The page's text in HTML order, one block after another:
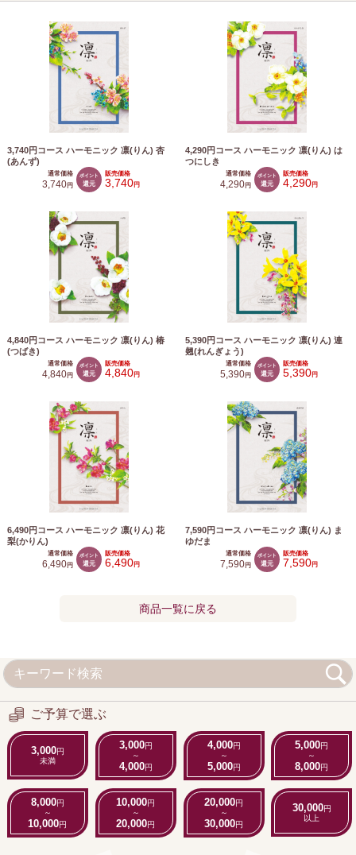
3,740円コース ハーモニック 凛(りん) 杏
(あんず)
通常価格
3,740円
販売価格
3,740円
ポイント
還元
4,290円コース ハーモニック 凛(りん) は
つにしき
通常価格
4,290円
販売価格
4,290円
ポイント
還元
4,840円コース ハーモニック 凛(りん) 椿
(つばき)
通常価格
4,840円
販売価格
4,840円
ポイント
還元
5,390円コース ハーモニック 凛(りん) 連
翹(れんぎょう)
通常価格
5,390円
販売価格
5,390円
ポイント
還元
6,490円コース ハーモニック 凛(りん) 花
梨(かりん)
通常価格
6,490円
販売価格
6,490円
ポイント
還元
7,590円コース ハーモニック 凛(りん) ま
ゆだま
通常価格
7,590円
販売価格
7,590円
ポイント
還元
商品一覧に戻る
ご予算で選ぶ
3,000円
未満
3,000円
～
4,000円
4,000円
～
5,000円
5,000円
～
8,000円
8,000円
～
10,000円
10,000円
～
20,000円
20,000円
～
30,000円
30,000円
以上